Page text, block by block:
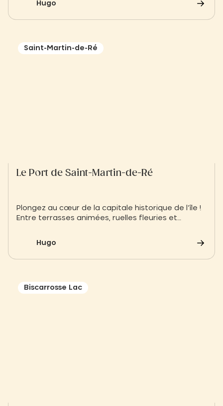
allez adorer cette bulle de sérénité bien méritée !
Trouvez le centre qui correspond le plus à vos
Hugo
Saint-Martin-de-Ré
Le Port de Saint-Martin-de-Ré
Plongez au cœur de la capitale historique de l’île !
Entre terrasses animées, ruelles fleuries et
Découvrez nos adresses gourmandes et conseils
d’accès à seulement quelques minutes à vélo du
Hugo
Biscarrosse Lac